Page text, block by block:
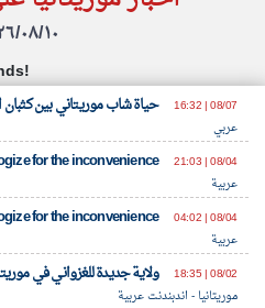
أهم
تعبر
المقالات
الموجوده
هنا عن
وجهة
كاتبيها.
٢٠٢٦/
08/07 | 16:32 حياة شاب موريتاني بين
عربي
08/04 | 21:03
for the inconvenience...
عربية
08/04 | 04:02
for the inconvenience...
عربية
08/02 | 18:35
ولاية جديدة للغزواني في
موريتانيا - اندبندنت عربية